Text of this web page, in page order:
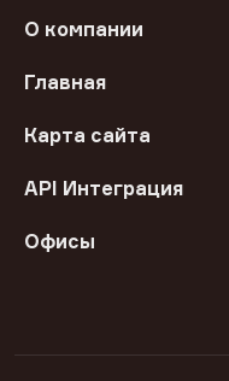
О компании
Главная
Карта сайта
API Интеграция
Офисы